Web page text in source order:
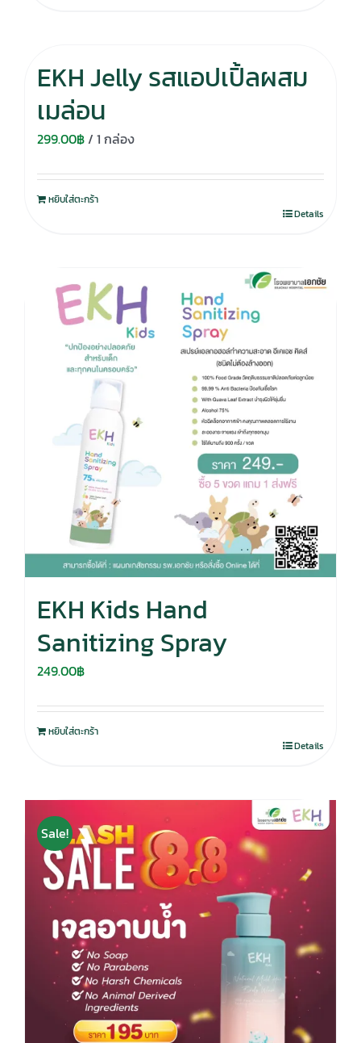
EKH Jelly รสแอปเปิ้ลผสม
เมล่อน
299.00฿/ 1 กล่อง
หยิบใส่ตะกร้า
Details
EKH Kids Hand
Sanitizing Spray
249.00฿
หยิบใส่ตะกร้า
Details
Sale!